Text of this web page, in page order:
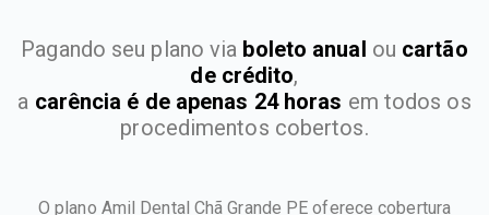
Pagando seu plano via boleto anual ou cartão
de crédito,
a carência é de apenas 24 horas em todos os
procedimentos cobertos.
O plano Amil Dental Chã Grande PE oferece cobertura